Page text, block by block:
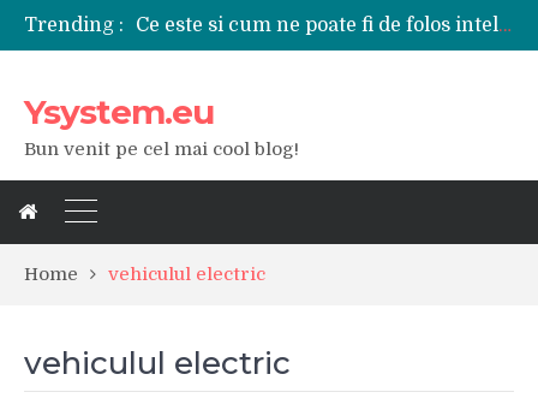
Trending :
Tipuri de polizoare de care este nevoie intr-un atelier
Cele mai bune smartphone-uri lansate in anul 2024
Ysystem.eu
Bun venit pe cel mai cool blog!
Home vehiculul electric
vehiculul electric